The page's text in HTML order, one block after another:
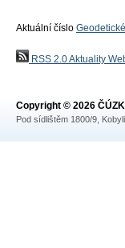
Aktuální číslo
RSS 2.0 Aktuality
Copyright © 2026
Pod sídlištěm 1800/9,